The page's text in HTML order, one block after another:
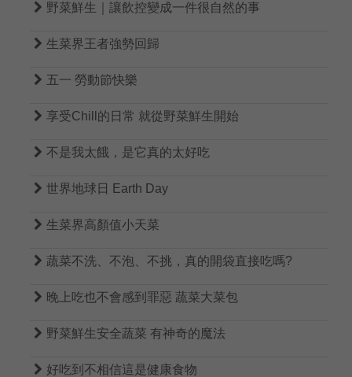
 野菜鮮生｜讓飲控變成一件很自然的事
 生菜界王者強勢回歸
 五一 勞動節快樂
 享受Chill的日常 就從野菜鮮生開始
 不是我太餓，是它真的太好吃
 世界地球日 Earth Day
 生菜界高顏值小天菜
 蔬菜不洗、不泡、不挑，真的開袋直接吃嗎?
 晚上吃也不會感到罪惡 蔬菜大菜包
 野菜鮮生安全蔬菜 有神奇的魔法
 好吃到不相信這是健康食物